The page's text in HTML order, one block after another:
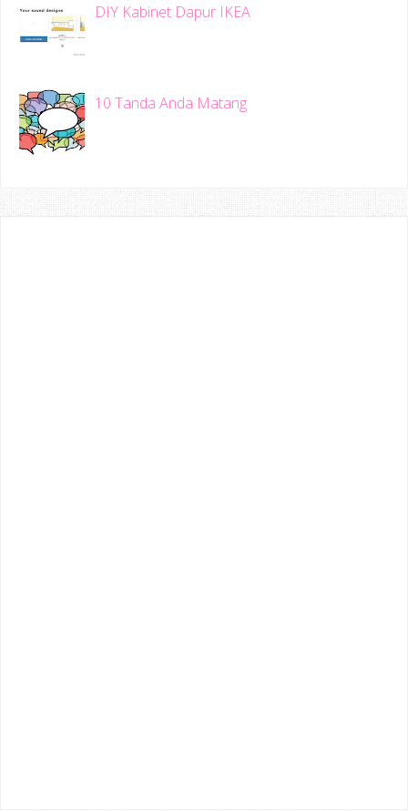
DIY Kabinet Dapur IKEA
10 Tanda Anda Matang